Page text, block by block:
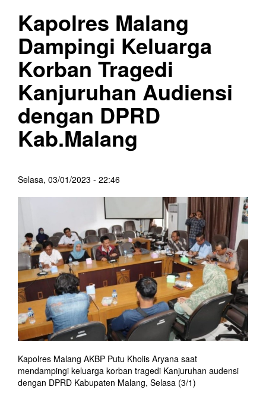
Kapolres Malang
Dampingi Keluarga
Korban Tragedi
Kanjuruhan Audiensi
dengan DPRD
Kab.Malang
Selasa, 03/01/2023 - 22:46
Kapolres Malang AKBP Putu Kholis Aryana saat
mendampingi keluarga korban tragedi Kanjuruhan audensi
dengan DPRD Kabupaten Malang, Selasa (3/1)